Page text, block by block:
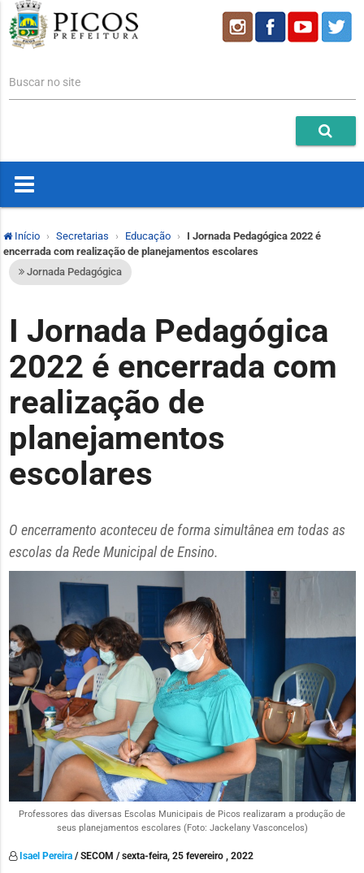
Buscar no site
Início Secretarias Educação
I Jornada Pedagógica 2022 é
encerrada com realização de planejamentos escolares
Jornada Pedagógica
I Jornada Pedagógica
2022 é encerrada com
realização de
planejamentos
escolares
O encerramento aconteceu de forma simultânea em todas as
escolas da Rede Municipal de Ensino.
Professores das diversas Escolas Municipais de Picos realizaram a produção de
seus planejamentos escolares (Foto: Jackelany Vasconcelos)
Isael Pereira/ SECOM / sexta-feira, 25 fevereiro , 2022